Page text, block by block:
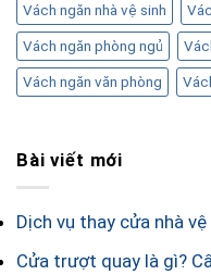
Vách ngăn nhà vệ sinh
Vách ngăn phòng ngủ
Vách ngăn văn phòng
Bài viết mới
Dịch vụ thay cửa nhà
Cửa trượt quay là gì?